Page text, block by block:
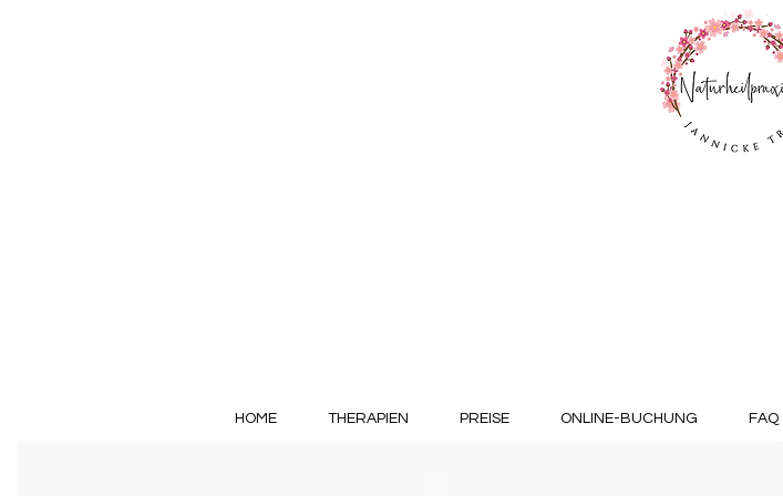
HOME THERAPIEN PREISE ONLINE-BUCHUNG FAQ